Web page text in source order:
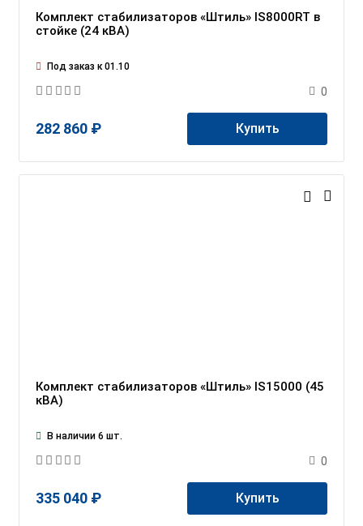
Комплект стабилизаторов «Штиль» IS8000RT в
стойке (24 кВА)
Под заказ к 01.10
0
282 860 ₽ Купить
Комплект стабилизаторов «Штиль» IS15000 (45
кВА)
В наличии 6 шт.
0
335 040 ₽ Купить